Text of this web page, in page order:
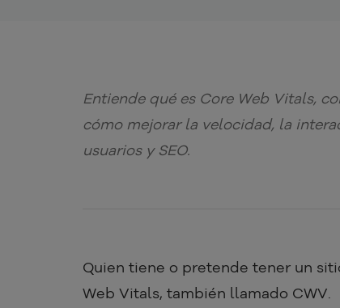
Entiende qué es Core Web Vitals,
cómo mejorar la velocidad, la
usuarios y SEO.
Quien tiene o pretende tener un
Web Vitals, también llamado CWV.